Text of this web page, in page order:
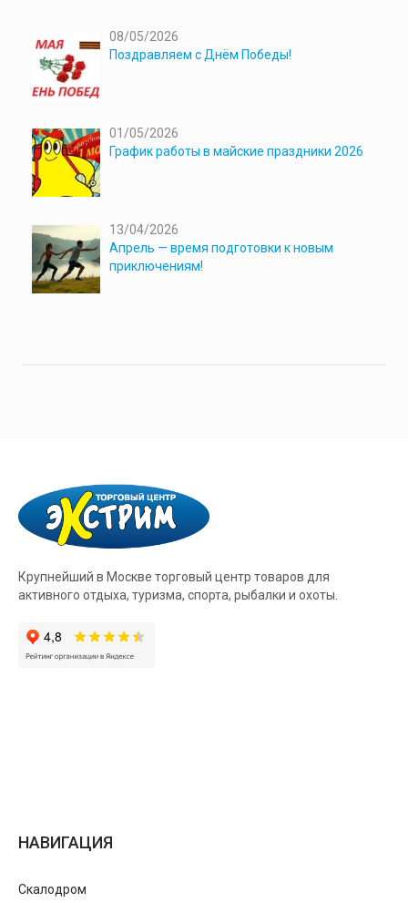
08/05/2026
Поздравляем с Днём Победы!
01/05/2026
График работы в майские праздники 2026
13/04/2026
Апрель — время подготовки к новым
приключениям!
Крупнейший в Москве торговый центр товаров для
активного отдыха, туризма, спорта, рыбалки и охоты.
НАВИГАЦИЯ
Скалодром